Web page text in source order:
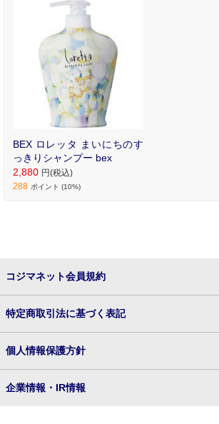
BEX ロレッタ まいにちのす
っきりシャンプー bex
2,880 円(税込)
288 ポイント (10%)
コジマネット会員規約
特定商取引法に基づく表記
個人情報保護方針
企業情報・IR情報